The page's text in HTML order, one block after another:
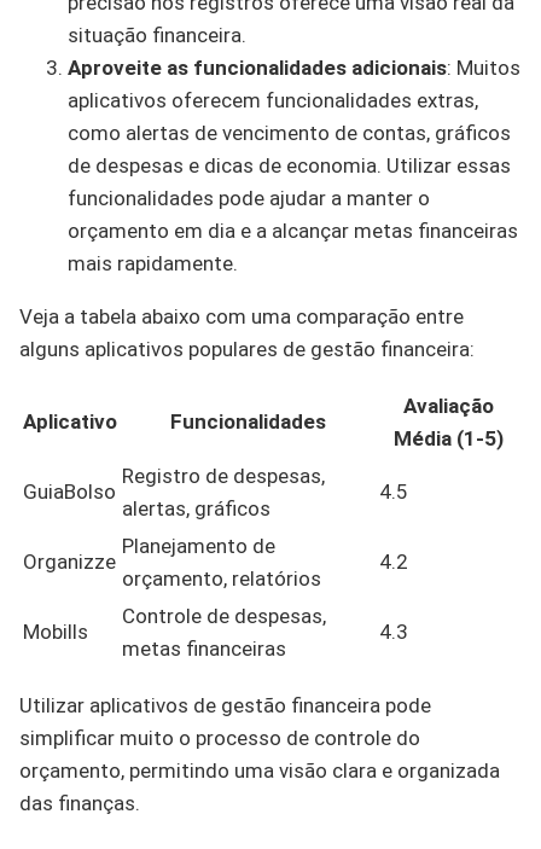
situação financeira.
Aproveite as funcionalidades adicionais: Muitos
aplicativos oferecem funcionalidades extras,
como alertas de vencimento de contas, gráficos
de despesas e dicas de economia. Utilizar essas
funcionalidades pode ajudar a manter o
orçamento em dia e a alcançar metas financeiras
mais rapidamente.
Veja a tabela abaixo com uma comparação entre
alguns aplicativos populares de gestão financeira:
Aplicativo Funcionalidades
Avaliação
Média (1-5)
GuiaBolso
Registro de despesas,
alertas, gráficos
4.5
Organizze
Planejamento de
orçamento, relatórios
4.2
Mobills
Controle de despesas,
metas financeiras
4.3
Utilizar aplicativos de gestão financeira pode
simplificar muito o processo de controle do
orçamento, permitindo uma visão clara e organizada
das finanças.